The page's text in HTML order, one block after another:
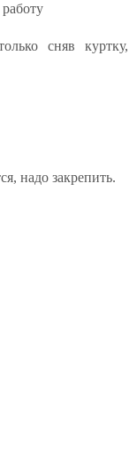
сняв куртку,
надо закрепить.